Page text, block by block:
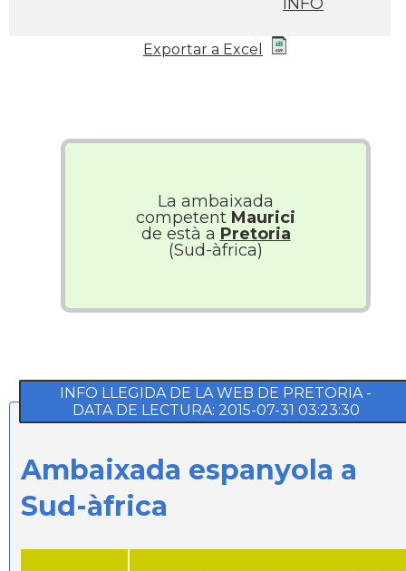
Exportar a Excel
La ambaixada
competent Maurici
de està a Pretoria
(Sud-àfrica)
INFO LLEGIDA DE LA WEB DE PRETORIA -
DATA DE LECTURA: 2015-07-31 03:23:30
Ambaixada espanyola a
Sud-àfrica